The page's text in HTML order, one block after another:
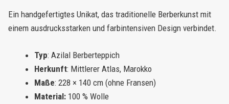
Ein handgefertigtes Unikat, das traditionelle Berberkunst mit
einem ausdrucksstarken und farbintensiven Design verbindet.
Typ: Azilal Berberteppich
Herkunft: Mittlerer Atlas, Marokko
Maße: 228 × 140 cm (ohne Fransen)
Material: 100 % Wolle